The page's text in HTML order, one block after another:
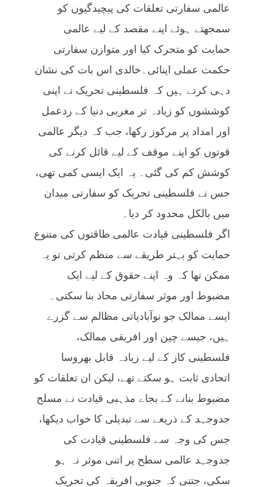
عالمی سفارتی تعلقات کی پیچیدگیوں کو
سمجھتے ہوئے اپنے مقصد کے لیے عالمی
حمایت کو متحرک کیا اور متوازن سفارتی
حکمت عملی اپنائی۔خالدی اس بات کی نشان
دہی کرتے ہیں کہ فلسطینی تحریک نے اپنی
کوششوں کو زیادہ تر مغربی دنیا کے ردعمل
اور امداد پر مرکوز رکھا، جب کہ دیگر عالمی
قوتوں کو اپنے موقف کے لیے قائل کرنے کی
کوشش کم کی گئی۔ یہ ایک ایسی کمی تھی،
جس نے فلسطینی تحریک کو سفارتی میدان
میں بالکل محدود کر دیا۔
اگر فلسطینی قیادت عالمی طاقتوں کی متنوع
حمایت کو بہتر طریقے سے منظم کرتی تو یہ
ممکن تھا کہ وہ اپنے حقوق کے لیے ایک
مضبوط اور موثر سفارتی محاذ بنا سکتی۔
ایسے ممالک جو نوآبادیاتی مظالم سے گزرے
ہیں، جیسے چین اور افریقی ممالک،
فلسطینی کاز کے لیے زیادہ قابل بھروسا
اتحادی ثابت ہو سکتے تھے، لیکن ان تعلقات کو
مضبوط بنانے کے بجاے مذہبی قیادت نے مسلح
جدوجہد کے ذریعے سے تبدیلی کا خواب دیکھا،
جس کی وجہ سے فلسطینی قیادت کی
جدوجہد عالمی سطح پر اتنی موثر نہ ہو
سکی، جتنی کہ جنوبی افریقہ کی تحریک